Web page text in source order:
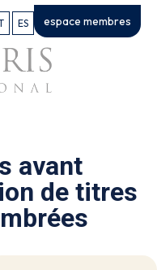
ES espace membres
avant
de titres